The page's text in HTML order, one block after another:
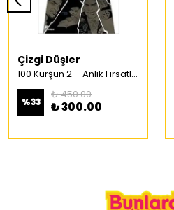
Çizgi Düşler
100 Kurşun 2 – Anlık Fırsatlar Türkçe Çizgi Roman
%33
₺ 450.00
₺ 300.00